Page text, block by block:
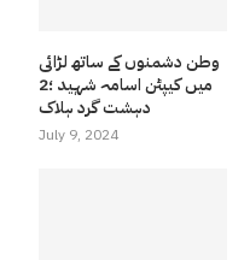
وطن دشمنوں کے ساتھ لڑائی
میں کیپٹن اسامہ شہید ؛2
دہشت گرد ہلاک
July 9, 2024